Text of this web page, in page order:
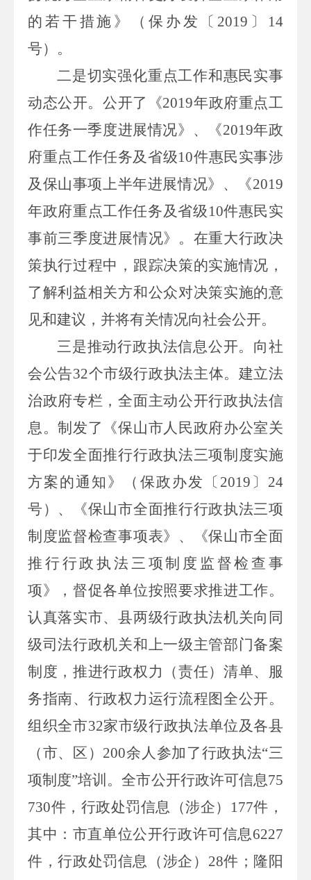
的若干措施》（保办发〔 2019 〕 14
号）。
二是切实强化重点工作和惠民实事
动态公开。 公开了《2019年政府重点工
作任务一季度进展情况》、《2019年政
府重点工作任务及省级10件惠民实事涉
及保山事项上半年进展情况》、《2019
年政府重点工作任务及省级10件惠民实
事前三季度进展情况》。在重大行政决
策执行过程中，跟踪决策的实施情况，
了解利益相关方和公众对决策实施的意
见和建议，并将有关情况向社会公开。
三是推动行政执法信息公开。 向社
会公告32个市级行政执法主体。 建立法
治政府专栏，全面主动公开行政执法信
息。制发了《保山市人民政府办公室关
于印发全面推行行政执法三项制度实施
方案的通知》（保政办发〔 2019 〕 24
号） 、《保山市全面推行行政执法三项
制度监督检查事项表》、《保山市全面
推行行政执法三项制度监督检查事
项》 ，督促各单位按照要求推进工作。
认真落实市、县两级行政执法机关向同
级司法行政机关和上一级主管部门备案
制度 ，推进行政权力（责任）清单、服
务指南、行政权力运行流程图全公开。
组织全市32家市级行政执法单位及各县
（市、区） 200余 人参加了行政执法“三
项制度”培训 。全市公开行政许可信息75
730件，行政处罚信息（涉企） 177件，
其中：市直单位公开行政许可信息6227
件，行政处罚信息（涉企） 28件；隆阳